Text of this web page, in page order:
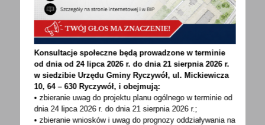
NASTĘPNY
Spodobała Ci się informacja? Zostaw nam swoją opinię
- to dla Ciebie staramy się być najlepsi, a Twoje zdanie
bardzo nam w tym pomoże!
DODAJ KOMENTARZ
Konsultacje społeczne będą prowadzone w terminie
od dnia od 24 lipca 2026 r. do dnia 21 sierpnia 2026 r.
w siedzibie Urzędu Gminy Ryczywół, ul. Mickiewicza
10, 64 – 630 Ryczywół, i obejmują:
• zbieranie uwag do projektu planu ogólnego w terminie od
dnia 24 lipca 2026 r. do dnia 21 sierpnia 2026 r.;
• zbieranie wniosków i uwag do prognozy oddziaływania na